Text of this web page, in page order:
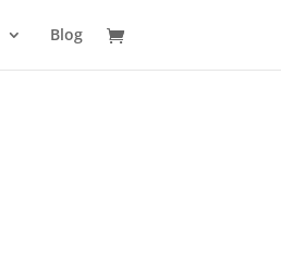
Blog